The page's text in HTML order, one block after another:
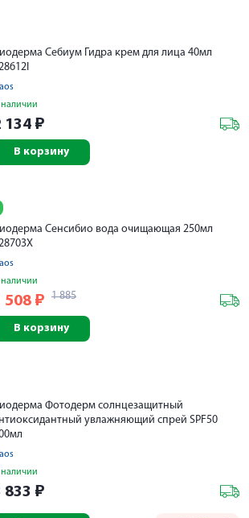
Себиум Гидра крем для лица 40мл
наличии
134 ₽
В корзину
Сенсибио вода очищающая 250мл
наличии
508 ₽ 1 885
В корзину
Фотодерм солнцезащитный
увлажняющий спрей SPF50
наличии
833 ₽